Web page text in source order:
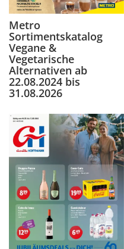
Metro
Sortimentskatalog
Vegane &
Vegetarische
Alternativen ab
22.08.2024 bis
31.08.2026